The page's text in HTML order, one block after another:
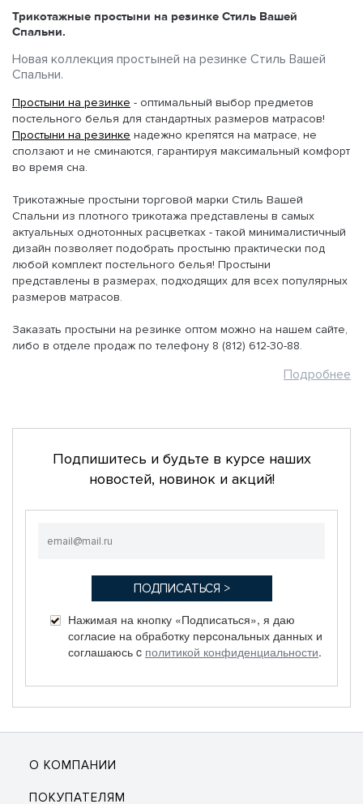
Трикотажные простыни на резинке Стиль Вашей
Спальни.
Новая коллекция простыней на резинке Стиль Вашей
Спальни.
Простыни на резинке - оптимальный выбор предметов
постельного белья для стандартных размеров матрасов!
Простыни на резинке надежно крепятся на матрасе, не
сползают и не сминаются, гарантируя максимальный комфорт
во время сна.
Трикотажные простыни торговой марки Стиль Вашей
Спальни из плотного трикотажа представлены в самых
актуальных однотонных расцветках - такой минималистичный
дизайн позволяет подобрать простыню практически под
любой комплект постельного белья! Простыни
представлены в размерах, подходящих для всех популярных
размеров матрасов.
Заказать простыни на резинке оптом можно на нашем сайте,
либо в отделе продаж по телефону 8 (812) 612-30-88.
Подробнее
Подпишитесь и будьте в курсе наших
новостей, новинок и акций!
Нажимая на кнопку «Подписаться», я даю
согласие на обработку персональных данных и
соглашаюсь c политикой конфиденциальности.
О КОМПАНИИ
ПОКУПАТЕЛЯМ